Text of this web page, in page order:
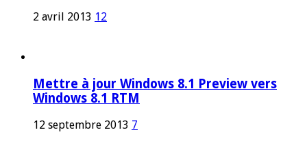
2 avril 2013 12
Mettre à jour Windows 8.1 Preview vers
Windows 8.1 RTM
12 septembre 2013 7